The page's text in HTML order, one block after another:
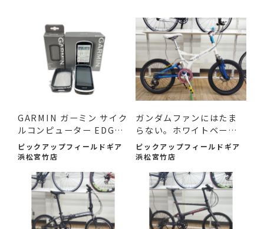
GARMIN ガーミン サイク
ルコンピューター EDGE1
030...
ピックアップフィールドギア
浜松宮竹店
ガンダムファンにはたま
らない。ホワイトベース
ミ...
ピックアップフィールドギア
浜松宮竹店